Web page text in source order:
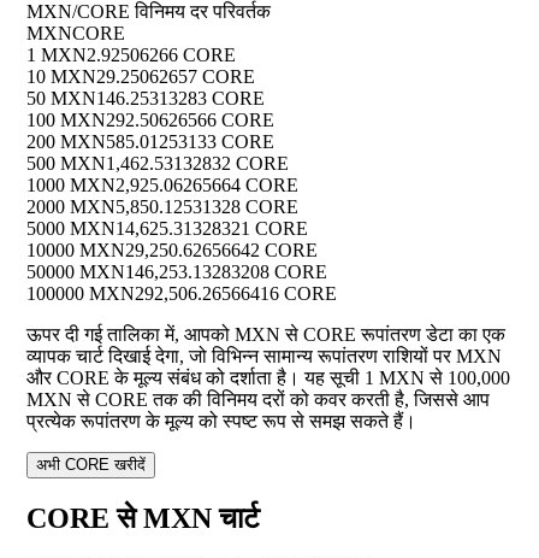
MXN/CORE विनिमय दर परिवर्तक
MXNCORE
1 MXN2.92506266 CORE
10 MXN29.25062657 CORE
50 MXN146.25313283 CORE
100 MXN292.50626566 CORE
200 MXN585.01253133 CORE
500 MXN1,462.53132832 CORE
1000 MXN2,925.06265664 CORE
2000 MXN5,850.12531328 CORE
5000 MXN14,625.31328321 CORE
10000 MXN29,250.62656642 CORE
50000 MXN146,253.13283208 CORE
100000 MXN292,506.26566416 CORE
ऊपर दी गई तालिका में, आपको MXN से CORE रूपांतरण डेटा का एक
व्यापक चार्ट दिखाई देगा, जो विभिन्न सामान्य रूपांतरण राशियों पर MXN
और CORE के मूल्य संबंध को दर्शाता है। यह सूची 1 MXN से 100,000
MXN से CORE तक की विनिमय दरों को कवर करती है, जिससे आप
प्रत्येक रूपांतरण के मूल्य को स्पष्ट रूप से समझ सकते हैं।
अभी CORE खरीदें
CORE से MXN चार्ट